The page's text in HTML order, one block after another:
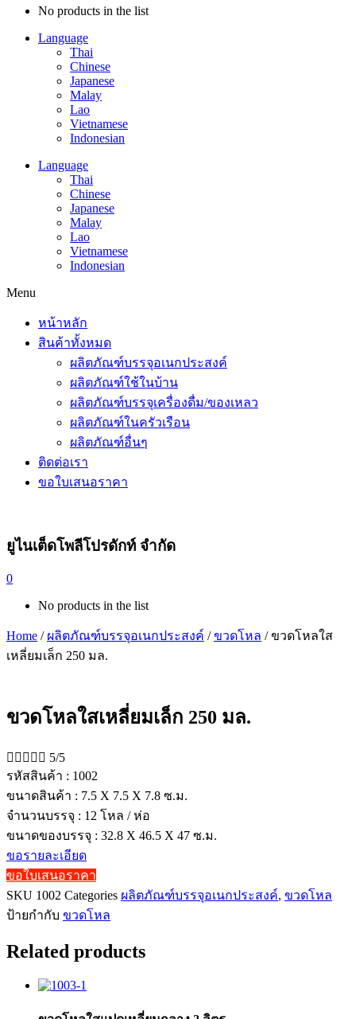
No products in the list
Language
Thai
Chinese
Japanese
Malay
Lao
Vietnamese
Indonesian
Language
Thai
Chinese
Japanese
Malay
Lao
Vietnamese
Indonesian
Menu
หน้าหลัก
สินค้าทั้งหมด
ผลิตภัณฑ์บรรจุอเนกประสงค์
ผลิตภัณฑ์ใช้ในบ้าน
ผลิตภัณฑ์บรรจุเครื่องดื่ม/ของเหลว
ผลิตภัณฑ์ในครัวเรือน
ผลิตภัณฑ์อื่นๆ
ติดต่อเรา
ขอใบเสนอราคา
ยูไนเต็ดโพลีโปรดักท์ จำกัด
0
No products in the list
Home / ผลิตภัณฑ์บรรจุอเนกประสงค์ /ขวดโหล / ขวดโหลใส
เหลี่ยมเล็ก 250 มล.
ขวดโหลใสเหลี่ยมเล็ก 250 มล.
     5/5
รหัสสินค้า : 1002
ขนาดสินค้า : 7.5 X 7.5 X 7.8 ซ.ม.
จำนวนบรรจุ : 12 โหล / ห่อ
ขนาดของบรรจุ : 32.8 X 46.5 X 47 ซ.ม.
ขอรายละเอียด
ขอใบเสนอราคา
SKU 1002 Categories ผลิตภัณฑ์บรรจุอเนกประสงค์, ขวดโหล
ป้ายกำกับ ขวดโหล
Related products